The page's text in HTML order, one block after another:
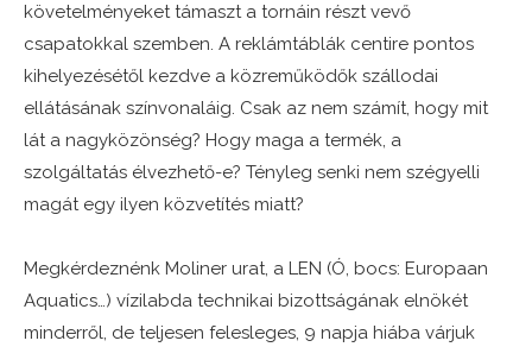
követelményeket támaszt a tornáin részt vevő
csapatokkal szemben. A reklámtáblák centire pontos
kihelyezésétől kezdve a közreműködők szállodai
ellátásának színvonaláig. Csak az nem számít, hogy mit
lát a nagyközönség? Hogy maga a termék, a
szolgáltatás élvezhető-e? Tényleg senki nem szégyelli
magát egy ilyen közvetítés miatt?
Megkérdeznénk Moliner urat, a LEN (Ó, bocs: Europaan
Aquatics…) vízilabda technikai bizottságának elnökét
minderről, de teljesen felesleges, 9 napja hiába várjuk